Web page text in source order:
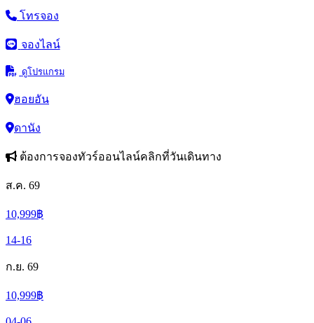
โทรจอง
จองไลน์
ดูโปรแกรม
ฮอยอัน
ดานัง
ต้องการจองทัวร์ออนไลน์คลิกที่วันเดินทาง
ส.ค. 69
10,999฿
14-16
ก.ย. 69
10,999฿